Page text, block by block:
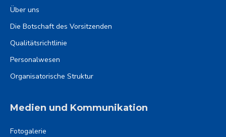
Über uns
Die Botschaft des Vorsitzenden
Qualitätsrichtlinie
Personalwesen
Organisatorische Struktur
Medien und Kommunikation
Fotogalerie